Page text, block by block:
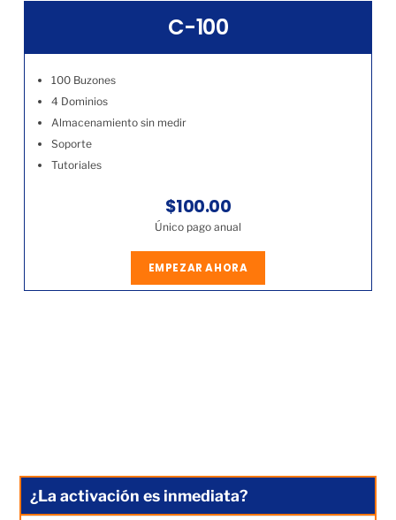
C-100
100 Buzones
4 Dominios
Almacenamiento sin medir
Soporte
Tutoriales
$100.00
Único pago anual
EMPEZAR AHORA
¿La activación es inmediata?